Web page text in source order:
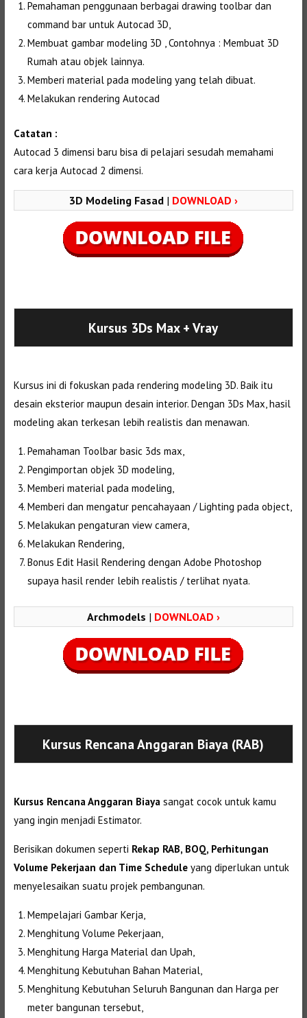
Pemahaman penggunaan berbagai drawing toolbar dan
command bar untuk Autocad 3D,
Membuat gambar modeling 3D , Contohnya : Membuat 3D
Rumah atau objek lainnya.
Memberi material pada modeling yang telah dibuat.
Melakukan rendering Autocad
Catatan :
Autocad 3 dimensi baru bisa di pelajari sesudah memahami
cara kerja Autocad 2 dimensi.
3D Modeling Fasad | DOWNLOAD ›
Kursus 3Ds Max + Vray
Kursus ini di fokuskan pada rendering modeling 3D. Baik itu
desain eksterior maupun desain interior. Dengan 3Ds Max, hasil
modeling akan terkesan lebih realistis dan menawan.
Pemahaman Toolbar basic 3ds max,
Pengimportan objek 3D modeling,
Memberi material pada modeling,
Memberi dan mengatur pencahayaan / Lighting pada object,
Melakukan pengaturan view camera,
Melakukan Rendering,
Bonus Edit Hasil Rendering dengan Adobe Photoshop
supaya hasil render lebih realistis / terlihat nyata.
Archmodels | DOWNLOAD ›
Kursus Rencana Anggaran Biaya (RAB)
Kursus Rencana Anggaran Biaya sangat cocok untuk kamu
yang ingin menjadi Estimator.
Berisikan dokumen seperti Rekap RAB, BOQ, Perhitungan
Volume Pekerjaan dan Time Scheduleyang diperlukan untuk
menyelesaikan suatu projek pembangunan.
Mempelajari Gambar Kerja,
Menghitung Volume Pekerjaan,
Menghitung Harga Material dan Upah,
Menghitung Kebutuhan Bahan Material,
Menghitung Kebutuhan Seluruh Bangunan dan Harga per
meter bangunan tersebut,